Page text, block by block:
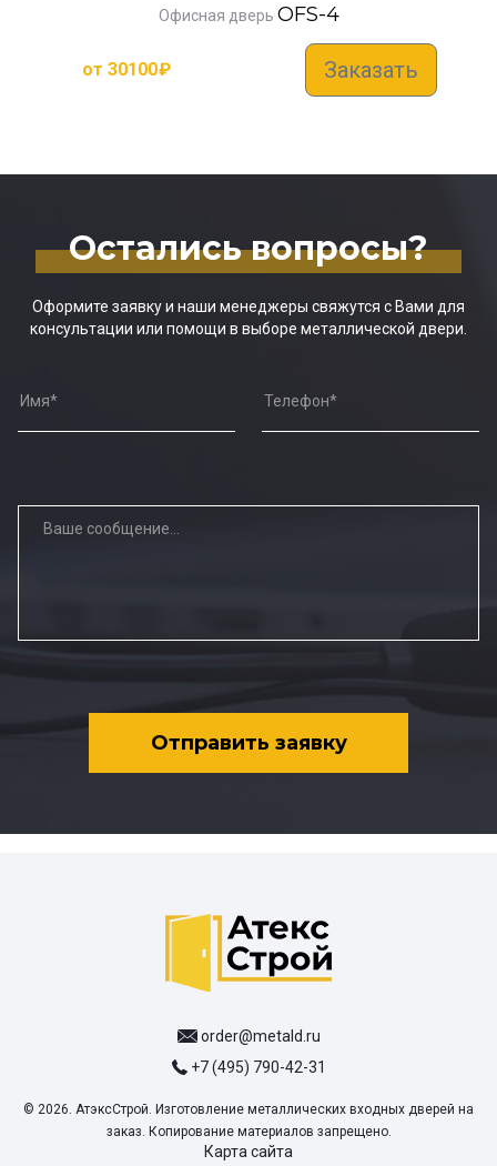
Офисная дверь OFS-4
от 30100₽ Заказать
Остались вопросы?
Оформите заявку и наши менеджеры свяжутся с Вами для
консультации или помощи в выборе металлической двери.
Отправить заявку
order@metald.ru
+7 (495) 790-42-31
© 2026. АтэксСтрой. Изготовление металлических входных дверей на
заказ. Копирование материалов запрещено.
Карта сайта